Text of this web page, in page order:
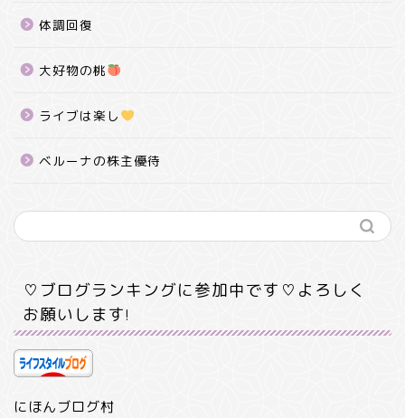
体調回復
大好物の桃
ライブは楽し
ベルーナの株主優待
♡ブログランキングに参加中です♡よろしく
お願いします!
にほんブログ村